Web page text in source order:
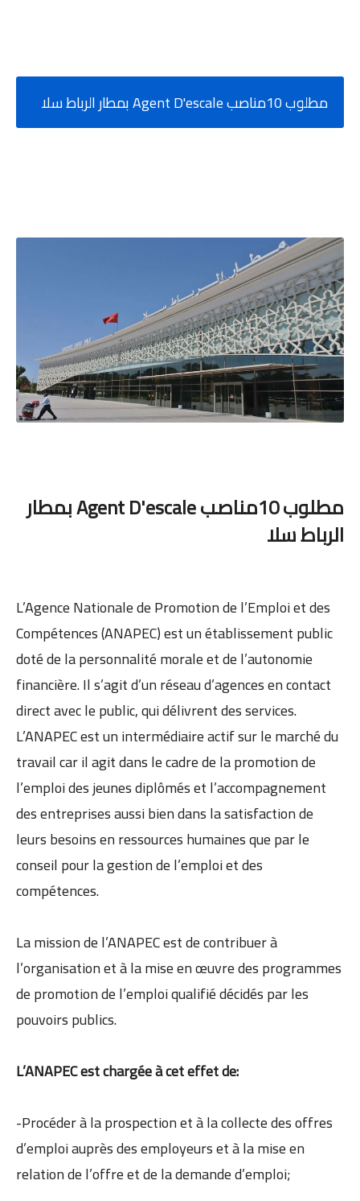
مطلوب 10مناصب Agent D'escale بمطار الرباط سلا
مطلوب 10مناصب Agent D'escale بمطار
الرباط سلا
L’Agence Nationale de Promotion de l’Emploi et des
Compétences (ANAPEC) est un établissement public
doté de la personnalité morale et de l’autonomie
financière. Il s’agit d’un réseau d’agences en contact
direct avec le public, qui délivrent des services.
L’ANAPEC est un intermédiaire actif sur le marché du
travail car il agit dans le cadre de la promotion de
l’emploi des jeunes diplômés et l’accompagnement
des entreprises aussi bien dans la satisfaction de
leurs besoins en ressources humaines que par le
conseil pour la gestion de l’emploi et des
compétences.
La mission de l’ANAPEC est de contribuer à
l’organisation et à la mise en œuvre des programmes
de promotion de l’emploi qualifié décidés par les
pouvoirs publics.
L’ANAPEC est chargée à cet effet de:
-Procéder à la prospection et à la collecte des offres
d’emploi auprès des employeurs et à la mise en
relation de l’offre et de la demande d’emploi;